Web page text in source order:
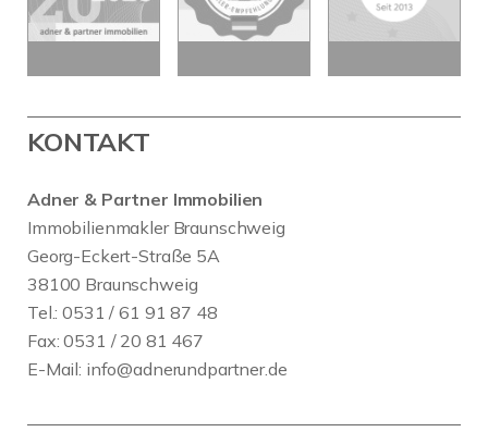
KONTAKT
Adner & Partner Immobilien
Immobilienmakler Braunschweig
Georg-Eckert-Straße 5A
38100 Braunschweig
Tel.: 0531 / 61 91 87 48
Fax: 0531 / 20 81 467
E-Mail: info@adnerundpartner.de